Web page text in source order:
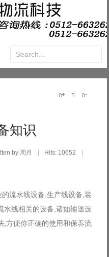
知识
by 周月
Hits: 10652
流水线设备,生产线设备,装
水线相关的设备,诸如输送设
,方便你正确的使用和保养流